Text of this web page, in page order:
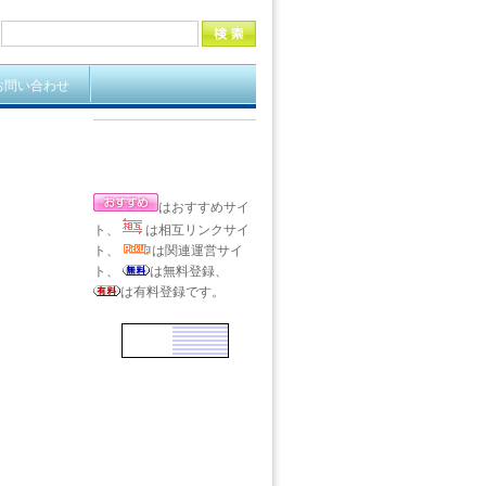
問い合わせ
はおすすめサイ
ト、
は相互リンクサイ
ト、
は関連運営サイ
ト、
は無料登録、
は有料登録です。